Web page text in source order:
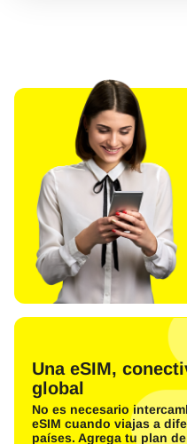
Una eSIM,
global
No es necesario
eSIM cuando viajas a
países. Agrega tu plan